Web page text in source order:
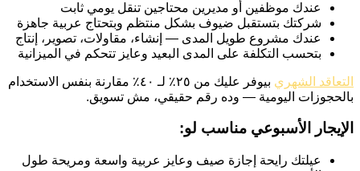
عندك موظفين أو مديرين محتاجين تنقل يومي ثابت
شركتك بتستقبل ضيوف بشكل منتظم وبتحتاج عربية جاهزة
عندك مشروع طويل المدى — إنشاء، مقاولات، تصوير، إنتاج
بتحسب التكلفة على المدى البعيد وعايز تتحكم في الميزانية
التعاقد الشهري
بيوفر عليك من ٢٥٪ لـ ٤٠٪ مقارنة بنفس الاستخدام
بالحجوزات اليومية — وده رقم حقيقي، مش تسويق.
الإيجار الأسبوعي مناسب لو:
عيلتك رايحة إجازة صيف وعايز عربية واسعة ومريحة طول